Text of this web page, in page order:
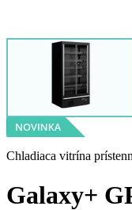
Chladiaca vitrína
Galaxy+